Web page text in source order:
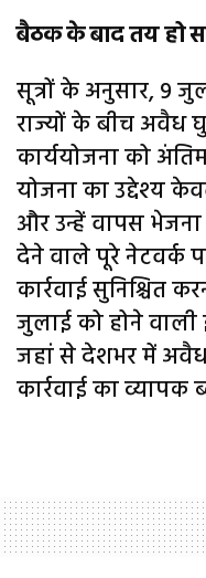
बैठक के बाद तय हो
सूत्रों के अनुसार, 9
राज्यों के बीच
कार्ययोजना को
योजना का उद्देश्य
और उन्हें वापस भेजना
देने वाले पूरे नेटवर्क
कार्रवाई सुनिश्चित
जुलाई को होने
जहां से देशभर में
कार्रवाई का व्यापक